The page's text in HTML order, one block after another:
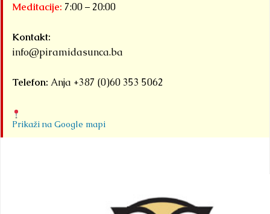
Meditacije: 7:00 – 20:00
Kontakt:
info@piramidasunca.ba
Telefon: Anja +387 (0)60 353 5062
Prikaži na Google mapi